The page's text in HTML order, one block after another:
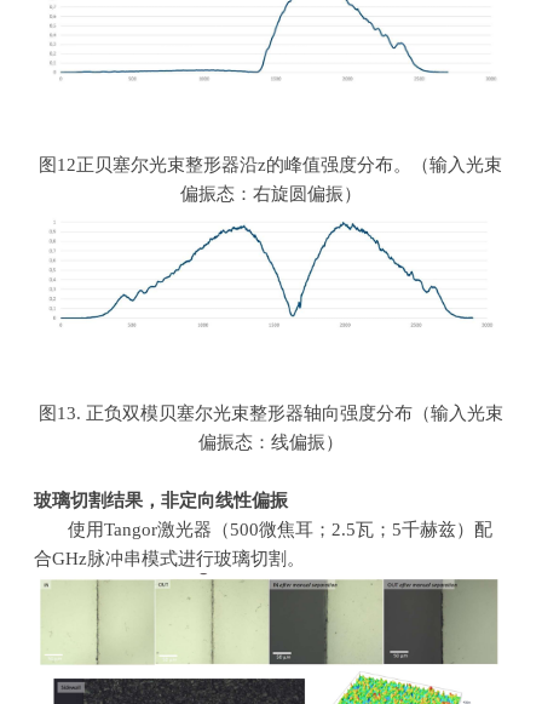
图 12正贝塞尔光束整形器沿z的峰值强度分布。（输入光束
偏振态：右旋圆偏振）
图 13. 正负双模贝塞尔光束整形器轴向强度分布（输入光束
偏振态：线偏振）
玻璃切割结果，非定向线性偏振
使用Tangor激光器（500微焦耳； 2.5瓦； 5千赫兹）配
合GHz脉冲串模式进行玻璃切割。